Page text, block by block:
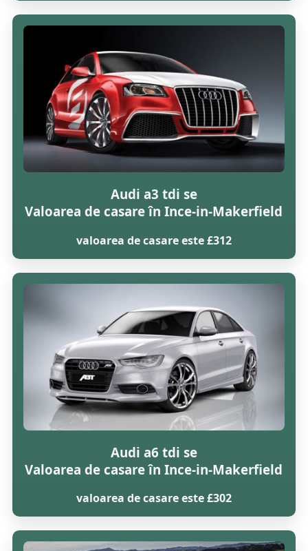
Audi a3 tdi se
Valoarea de casare în Ince-in-Makerfield
valoarea de casare este £312
Audi a6 tdi se
Valoarea de casare în Ince-in-Makerfield
valoarea de casare este £302